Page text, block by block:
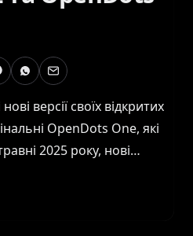
версії своїх відкритих
OpenDots One, які
2025 року, нові
динаміками, які
канали, не